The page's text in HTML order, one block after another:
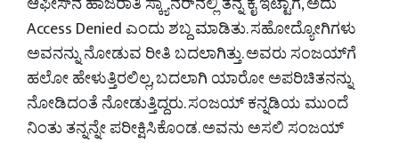
Access Denied ಎಂದು ಶಬ್ದ ಮಾಡಿತು. ಸಹೋದ್ಯೋಗಿಗಳು
ಅವನನ್ನು ನೋಡುವ ರೀತಿ ಬದಲಾಗಿತ್ತು. ಅವರು ಸಂಜಯ್‌ಗೆ
ಹಲೋ ಹೇಳುತ್ತಿರಲಿಲ್ಲ, ಬದಲಾಗಿ ಯಾರೋ ಅಪರಿಚಿತನನ್ನು
ನೋಡಿದಂತೆ ನೋಡುತ್ತಿದ್ದರು. ಸಂಜಯ್ ಕನ್ನಡಿಯ ಮುಂದೆ
ನಿಂತು ತನ್ನನ್ನೇ ಪರೀಕ್ಷಿಸಿಕೊಂಡ. ಅವನು ಅಸಲಿ ಸಂಜಯ್